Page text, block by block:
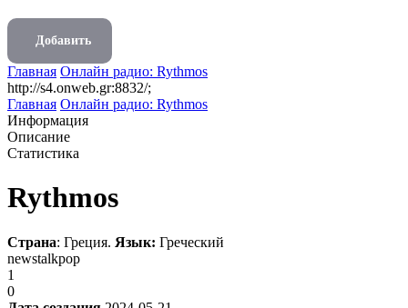
Добавить
Главная Онлайн радио: Rythmos
http://s4.onweb.gr:8832/;
Главная Онлайн радио: Rythmos
Информация
Описание
Статистика
Rythmos
Страна: Греция. Язык: Греческий
newstalkpop
1
0